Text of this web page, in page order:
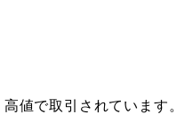
値で取引されています。